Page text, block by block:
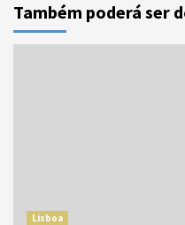
Também poderá ser
Lisboa